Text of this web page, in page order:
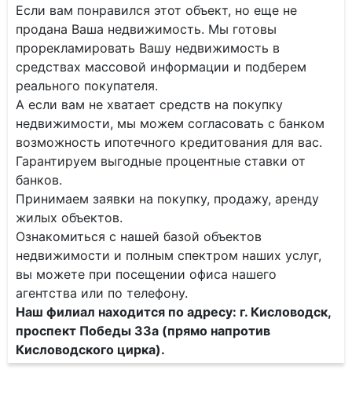
Если вам понравился этот объект, но еще не
продана Ваша недвижимость. Мы готовы
прорекламировать Вашу недвижимость в
средствах массовой информации и подберем
реального покупателя.
А если вам не хватает средств на покупку
недвижимости, мы можем согласовать с банком
возможность ипотечного кредитования для вас.
Гарантируем выгодные процентные ставки от
банков.
Принимаем заявки на покупку, продажу, аренду
жилых объектов.
Ознакомиться с нашей базой объектов
недвижимости и полным спектром наших услуг,
вы можете при посещении офиса нашего
агентства или по телефону.
Наш филиал находится по адресу: г. Кисловодск,
проспект Победы 33а (прямо напротив
Кисловодского цирка).